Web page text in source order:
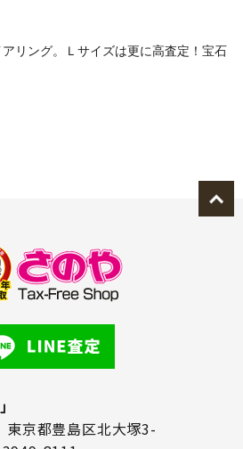
リング。Ｌサイズは更に高査定！宝石
京都豊島区北大塚3-